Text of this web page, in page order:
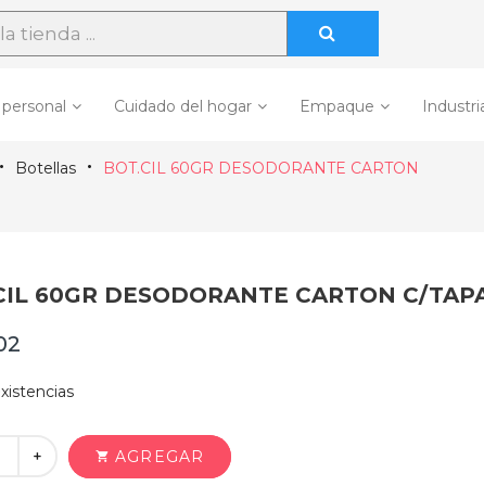
Cuidado del hogar Empaque
Botellas
BOT.CIL 60GR DESODORANTE CARTON
60GR DESODORANTE CARTON C/
+ shopping_cart AGREGAR